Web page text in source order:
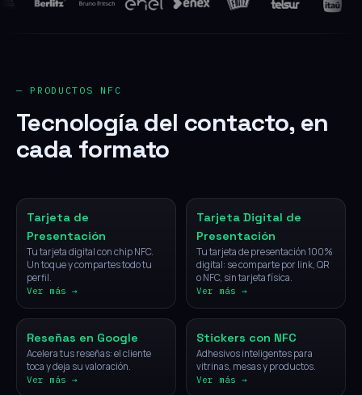
— PRODUCTOS NFC
Tecnología del contacto, en
cada formato
Tarjeta de
Presentación
Tu tarjeta digital con chip NFC.
Un toque y compartes todo tu
perfil.
Ver más →
Tarjeta Digital de
Presentación
Tu tarjeta de presentación 100%
digital: se comparte por link, QR
o NFC, sin tarjeta física.
Ver más →
NFC
Reseñas en Google
Acelera tus reseñas: el cliente
toca y deja su valoración.
Ver más →
NFC
Stickers con NFC
Adhesivos inteligentes para
vitrinas, mesas y productos.
Ver más →